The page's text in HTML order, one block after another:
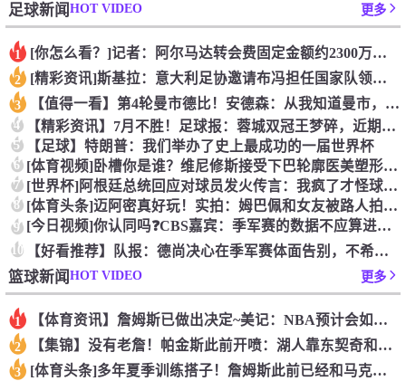
足球新闻HOT VIDEO 更多
1 [你怎么看？]记者：阿尔马达转会费固定金额约2300万欧，外
2 [精彩资讯]斯基拉：意大利足协邀请布冯担任国家队领队，但遭到
3 【值得一看】第4轮曼市德比！安德森：从我知道曼市，曼城就是这
4 【精彩资讯】7月不胜！足球报：蓉城双冠王梦碎，近期成绩下滑要
5 【足球】特朗普：我们举办了史上最成功的一届世界杯
6 [体育视频]卧槽你是谁？维尼修斯接受下巴轮廓医美塑形，突然变
7 [世界杯]阿根廷总统回应对球员发火传言：我疯了才怪球员？全是
8 [体育头条]迈阿密真好玩！实拍：姆巴佩和女友被路人拍到在夜店
9 [今日视频]你认同吗❓️CBS嘉宾：季军赛的数据不应算进去，
10 【好看推荐】队报：德尚决心在季军赛体面告别，不希望以两连败收
篮球新闻HOT VIDEO 更多
1 【体育资讯】詹姆斯已做出决定~美记：NBA预计会如期公布新赛
2 【集锦】没有老詹！帕金斯此前开喷：湖人靠东契奇和里夫斯没人会
3 [体育头条]多年夏季训练搭子！詹姆斯此前已经和马克西一同训练